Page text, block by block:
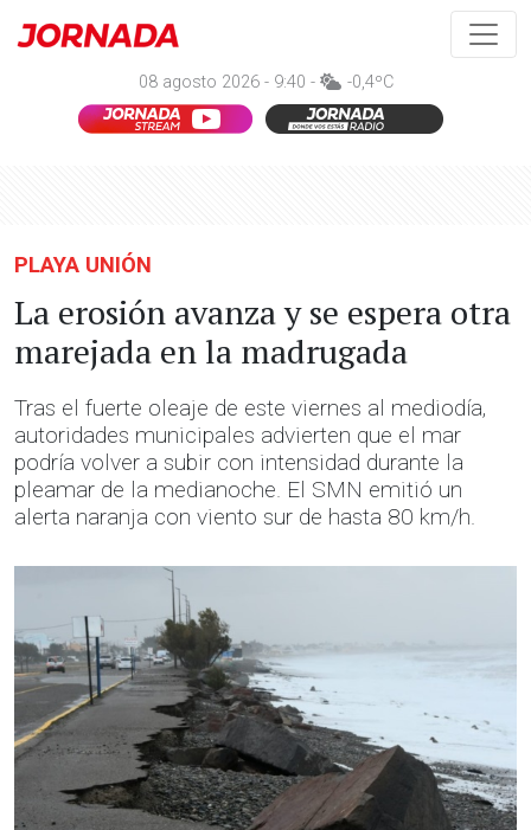
08 agosto 2026 - 9:40 - -0,4ºC
PLAYA UNIÓN
La erosión avanza y se espera otra
marejada en la madrugada
Tras el fuerte oleaje de este viernes al mediodía,
autoridades municipales advierten que el mar
podría volver a subir con intensidad durante la
pleamar de la medianoche. El SMN emitió un
alerta naranja con viento sur de hasta 80 km/h.